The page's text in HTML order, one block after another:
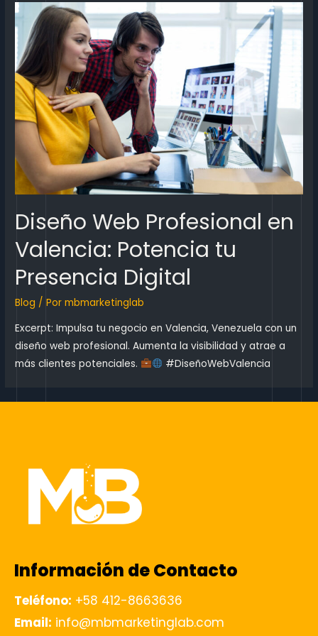
Diseño Web Profesional en
Valencia: Potencia tu
Presencia Digital
Blog / Pormbmarketinglab
Excerpt: Impulsa tu negocio en Valencia, Venezuela con un
diseño web profesional. Aumenta la visibilidad y atrae a
más clientes potenciales.
#DiseñoWebValencia
Información de Contacto
Teléfono: +58 412-8663636
Email: info@mbmarketinglab.com